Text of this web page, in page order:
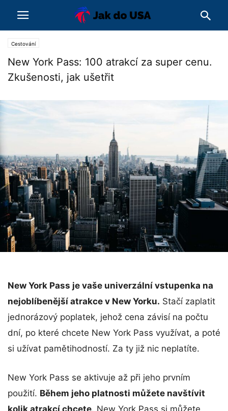
Cestování
New York Pass: 100 atrakcí za super cenu.
Zkušenosti, jak ušetřit
New York Pass je vaše univerzální vstupenka na
nejoblíbenější atrakce v New Yorku. Stačí zaplatit
jednorázový poplatek, jehož cena závisí na počtu
dní, po které chcete New York Pass využívat, a poté
si užívat pamětihodností. Za ty již nic neplatíte.
New York Pass se aktivuje až při jeho prvním
použití. Během jeho platnosti můžete navštívit